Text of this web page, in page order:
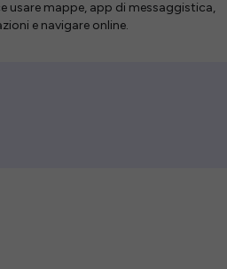
usare mappe, app di messaggistica,
e navigare online.